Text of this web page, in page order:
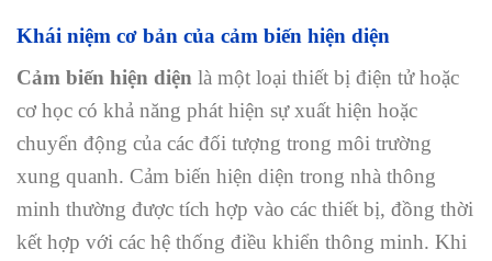
Khái niệm cơ bản của cảm biến hiện diện
Cảm biến hiện diện là một loại thiết bị điện tử hoặc
cơ học có khả năng phát hiện sự xuất hiện hoặc
chuyển động của các đối tượng trong môi trường
xung quanh. Cảm biến hiện diện trong nhà thông
minh thường được tích hợp vào các thiết bị, đồng thời
kết hợp với các hệ thống điều khiển thông minh. Khi